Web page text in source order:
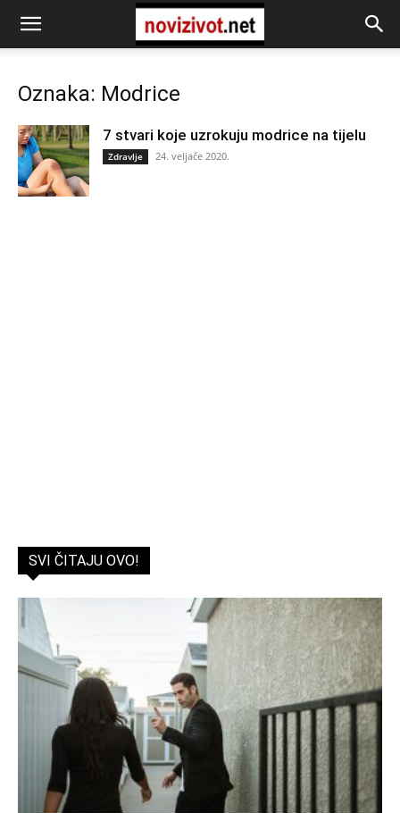
Oznaka: Modrice
7 stvari koje uzrokuju modrice na tijelu
Zdravlje 24. veljače 2020.
SVI ČITAJU OVO!